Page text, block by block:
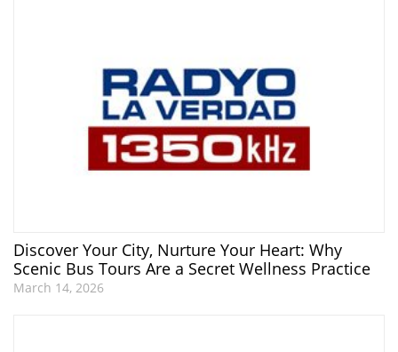
Discover Your City, Nurture Your Heart: Why
Scenic Bus Tours Are a Secret Wellness Practice
March 14, 2026